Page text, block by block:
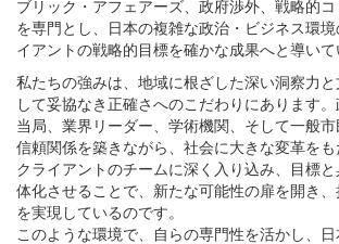
ブリック・アフェアーズ、政府渉外、戦略的
を専門とし、日本の複雑な政治・ビジネス環
イアントの戦略的目標を確かな成果へと導いて
私たちの強みは、地域に根ざした深い洞察力
して妥協なき正確さへのこだわりにあります
当局、業界リーダー、学術機関、そして一般市
信頼関係を築きながら、社会に大きな変革をも
クライアントのチームに深く入り込み、目標
体化させることで、新たな可能性の扉を開き
を実現しているのです。
このような環境で、自らの専門性を活かし、